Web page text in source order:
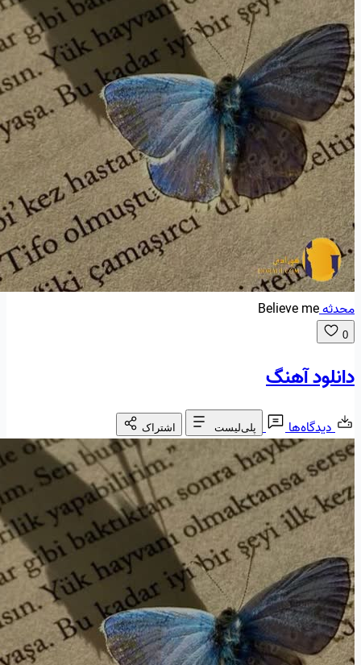
محدثهBelieve me
0
دانلود آهنگ
دیدگاه‌ها پلی‌لیست اشتراک